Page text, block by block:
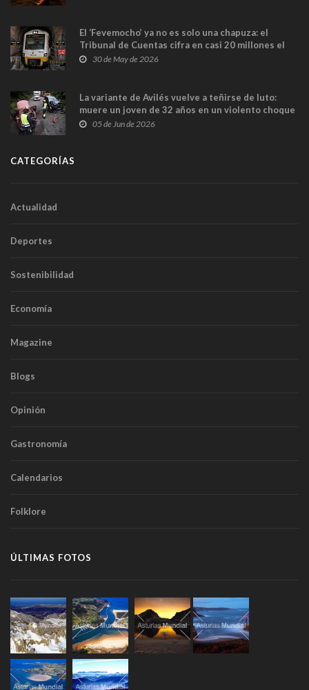
El ‘Fevemocho’ ya no es solo una chapuza: el
Tribunal de Cuentas cifra en casi 20 millones el
sobrecoste de los trenes que no cabían por los
30 de May de 2026
La variante de Avilés vuelve a teñirse de luto:
muere un joven de 32 años en un violento choque
frontal
05 de Jun de 2026
CATEGORÍAS
Actualidad
Deportes
Sostenibilidad
Economía
Magazine
Blogs
Opinión
Gastronomía
Calendarios
Folklore
ÚLTIMAS FOTOS